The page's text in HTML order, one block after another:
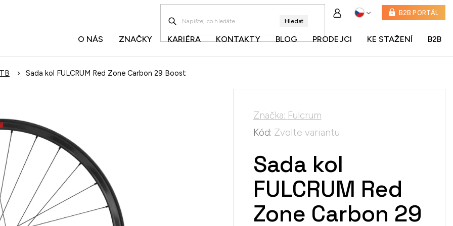
Hledat
B2B PORTÁL
O NÁS ZNAČKY KARIÉRA KONTAKTY BLOG PRODEJCI KE STAŽENÍ B2B
Sada kol FULCRUM Red Zone Carbon 29 Boost
Sada kol
FULCRUM Red
Zone Carbon 29
Značka: Fulcrum
Kód: Zvolte variantu